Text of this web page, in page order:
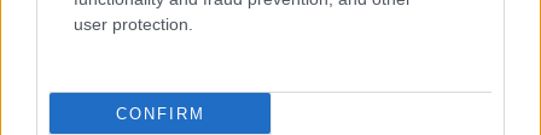
user protection.
CONFIRM
Αυτό αναφέρθηκε στο ετήσιο συνέδριο των γερμανόφωνων
επιστημονικών εταιρειών αιματολογίας και ογκολογίας.